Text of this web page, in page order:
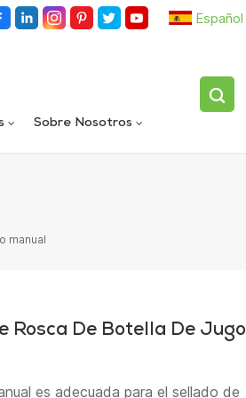
Español
Sobre Nosotros
manual
Rosca De Botella De Jugo
es adecuada para el sellado de